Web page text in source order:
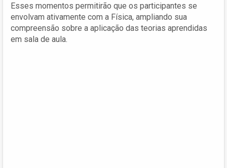
Esses momentos permitirão que os participantes se
envolvam ativamente com a Física, ampliando sua
compreensão sobre a aplicação das teorias aprendidas
em sala de aula.